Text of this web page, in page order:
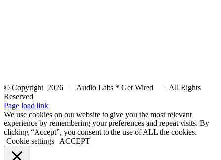
© Copyright 2026 | Audio Labs * Get Wired | All Rights
Reserved
Facebook
Instagram
YouTube
LinkedIn
X
Page load link
We use cookies on our website to give you the most relevant
experience by remembering your preferences and repeat visits. By
clicking “Accept”, you consent to the use of ALL the cookies.
Cookie settings
ACCEPT